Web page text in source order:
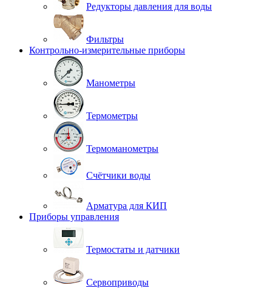
Редукторы давления для воды
Фильтры
Контрольно-измерительные приборы
Манометры
Термометры
Термоманометры
Счётчики воды
Арматура для КИП
Приборы управления
Термостаты и датчики
Сервоприводы